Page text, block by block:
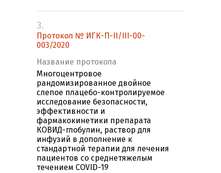
3.
Протокол № ИГК-П-II/III-00-
003/2020
Название протокола
Многоцентровое
рандомизированное двойное
слепое плацебо-контролируемое
исследование безопасности,
эффективности и
фармакокинетики препарата
КОВИД-глобулин, раствор для
инфузий в дополнение к
стандартной терапии для лечения
пациентов со среднетяжелым
течением COVID-19